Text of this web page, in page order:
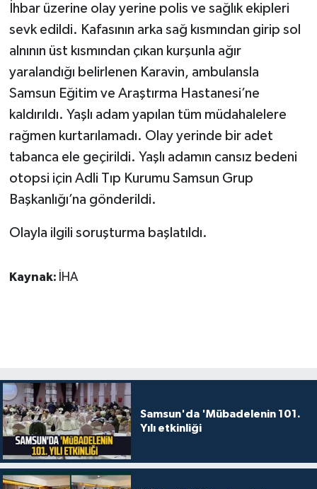
İhbar üzerine olay yerine polis ve sağlık ekipleri
sevk edildi. Kafasının arka sağ kısmından girip sol
alnının üst kısmından çıkan kurşunla ağır
yaralandığı belirlenen Karavin, ambulansla
Samsun Eğitim ve Araştırma Hastanesi’ne
kaldırıldı. Yaşlı adam yapılan tüm müdahalelere
rağmen kurtarılamadı. Olay yerinde bir adet
tabanca ele geçirildi. Yaşlı adamın cansız bedeni
otopsi için Adli Tıp Kurumu Samsun Grup
Başkanlığı’na gönderildi.
Olayla ilgili soruşturma başlatıldı.
Kaynak: İHA
Samsun'da 'Mübadelenin 101.
Yılı etkinliği